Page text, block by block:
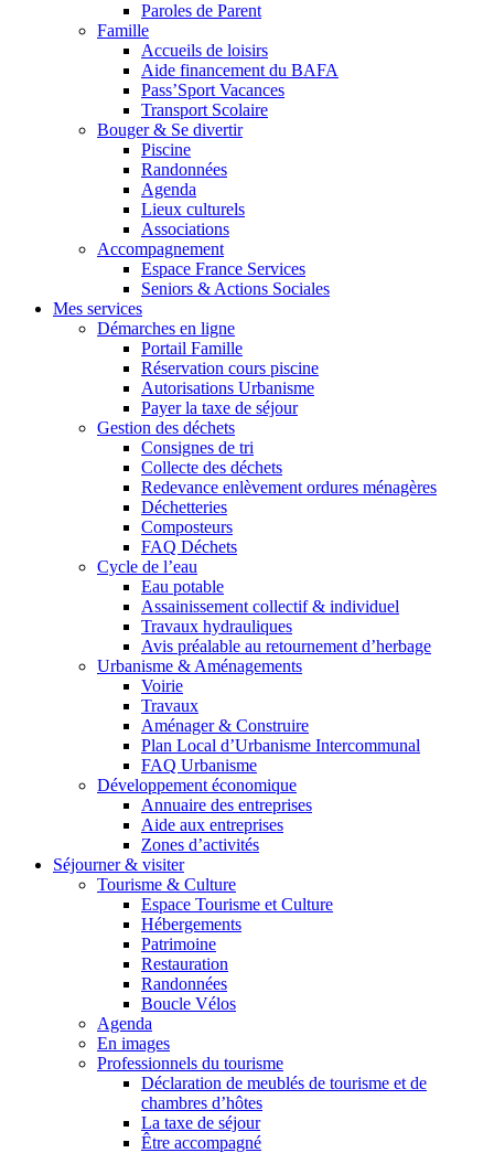
Paroles de Parent
Famille
Accueils de loisirs
Aide financement du BAFA
Pass’Sport Vacances
Transport Scolaire
Bouger & Se divertir
Piscine
Randonnées
Agenda
Lieux culturels
Associations
Accompagnement
Espace France Services
Seniors & Actions Sociales
Mes services
Démarches en ligne
Portail Famille
Réservation cours piscine
Autorisations Urbanisme
Payer la taxe de séjour
Gestion des déchets
Consignes de tri
Collecte des déchets
Redevance enlèvement ordures ménagères
Déchetteries
Composteurs
FAQ Déchets
Cycle de l’eau
Eau potable
Assainissement collectif & individuel
Travaux hydrauliques
Avis préalable au retournement d’herbage
Urbanisme & Aménagements
Voirie
Travaux
Aménager & Construire
Plan Local d’Urbanisme Intercommunal
FAQ Urbanisme
Développement économique
Annuaire des entreprises
Aide aux entreprises
Zones d’activités
Séjourner & visiter
Tourisme & Culture
Espace Tourisme et Culture
Hébergements
Patrimoine
Restauration
Randonnées
Boucle Vélos
Agenda
En images
Professionnels du tourisme
Déclaration de meublés de tourisme et de
chambres d’hôtes
La taxe de séjour
Être accompagné